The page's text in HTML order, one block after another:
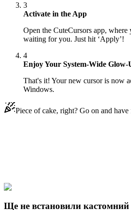
3
Activate in the App
Open the CuteCursors app, where
waiting for you. Just hit ‘Apply’!
4
Enjoy Your System-Wide Glow-
That's it! Your new cursor is now
Windows.
Piece of cake, right? Go on and have
Explore All Collections
Ще не встановили кастомний